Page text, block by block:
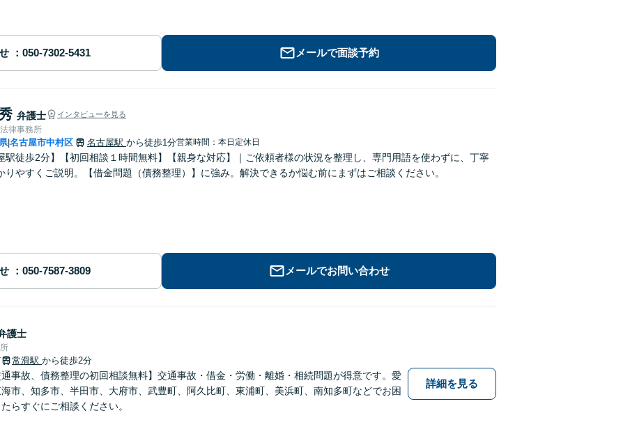
メールで面談予約
弁護士 インタビューを見る
律事務所
|名古屋市中村区 名古屋駅 から徒歩1分営業時間：本日定休日
駅徒歩2分】【初回相談１時間無料】【親身な対応】｜ご依頼者様の状況を整理し、専門用語を使わずに、丁寧
りやすくご説明。【借金問題（債務整理）】に強み。解決できるか悩む前にまずはご相談ください。
メールでお問い合わせ
護士
常滑駅 から徒歩2分
通事故、債務整理の初回相談無料】交通事故・借金・労働・離婚・相続問題が得意です。愛
市、知多市、半田市、大府市、武豊町、阿久比町、東浦町、美浜町、南知多町などでお困
らすぐにご相談ください。
詳細を見る